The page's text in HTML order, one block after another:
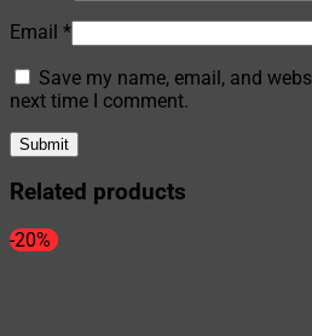
Email *
Save my name, email, and
next time I comment.
Related products
-20%